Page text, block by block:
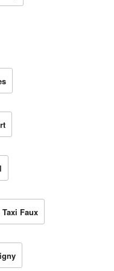
Taxi Faux